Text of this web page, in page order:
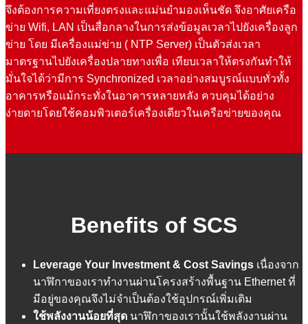
จึงต้องการความเที่ยงตรงและแม่นยำมองเห็นชัด จึงอาศัยเครือ
ข่าย Wifi, LAN เป็นสื่อกลางในการส่งข้อมูลเวลาไปยังเครื่องลูก
ข่าย โดย มีเครื่องแม่ข่าย ( NTP Server) เป็นตัวส่งเวลา
มาตรฐานไปยังเครื่องปลายทางเพื่อ เทียบเวลาให้ตรงกันทำให้
มั่นใจได้ว่ามีการ Synchronized เวลาอย่างสมบูรณ์แบบทั่วทั้ง
อาคารหรือแม้กระทั่งในอาคารหลายหลัง ควบคุมได้อย่าง
ง่ายดายโดยใช้คอมพิวเตอร์เครื่องเดียวในเครือข่ายของคุณ
Benefits of SCS
Leverage Your Investment & Cost Savings เนื่องจาก
นาฬิกาของเราทำงานผ่านโครงสร้างพื้นฐาน Ethernet ที่
มีอยู่ของคุณจึงไม่จำเป็นต้องใช้อุปกรณ์เพิ่มเติม
ใช้พลังงานน้อยที่สุด นาฬิกาของเรานั้นใช้พลังงานผ่าน